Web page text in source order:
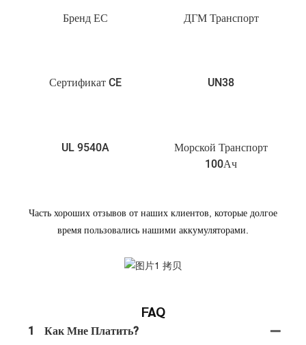
Бренд ЕС ДГМ Транспорт
Сертификат CE UN38
UL 9540A
Морской Транспорт
100Ач
Часть хороших отзывов от наших клиентов, которые долгое
время пользовались нашими аккумуляторами.
FAQ
1 Как Мне Платить?